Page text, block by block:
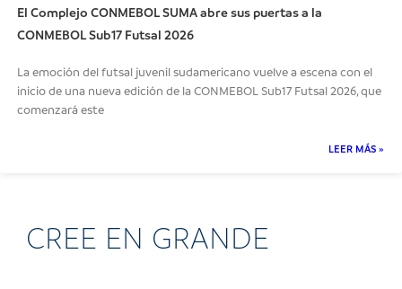
El Complejo CONMEBOL SUMA abre sus puertas a la
CONMEBOL Sub17 Futsal 2026
La emoción del futsal juvenil sudamericano vuelve a escena con el
inicio de una nueva edición de la CONMEBOL Sub17 Futsal 2026, que
comenzará este
LEER MÁS »
CREE EN GRANDE